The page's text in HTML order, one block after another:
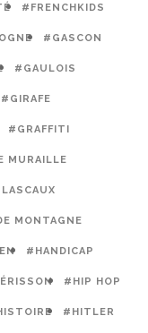
#FRENCHKIDS
#GASCON
#GAULOIS
#GIRAFE
#GRAFFITI
MURAILLE
MONTAGNE
#HANDICAP
#HIP HOP
#HITLER